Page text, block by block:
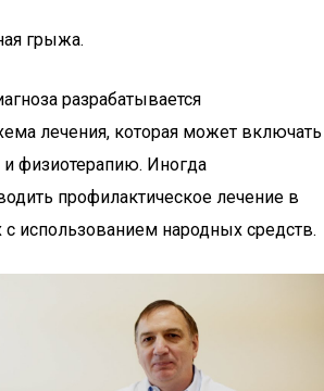
грыжа.
разрабатывается
лечения, которая может включать
и физиотерапию. Иногда
профилактическое лечение в
использованием народных средств.